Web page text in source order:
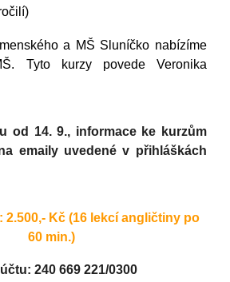
a MŠ Sluníčko nabízíme
Tyto kurzy povede Veronika
od 14. 9., informace ke kurzům
emaily uvedené v přihláškách
2.500,- Kč (16 lekcí angličtiny po
60 min.)
240 669 221/0300